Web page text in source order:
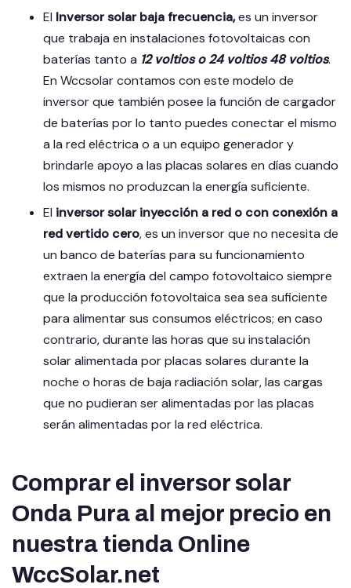
El Inversor solar baja frecuencia,es un inversor
que trabaja en instalaciones fotovoltaicas con
baterías tanto a 12 voltios o 24 voltios 48 voltios.
En Wccsolar contamos con este modelo de
inversor que también posee la función de cargador
de baterías por lo tanto puedes conectar el mismo
a la red eléctrica o a un equipo generador y
brindarle apoyo a las placas solares en días cuando
los mismos no produzcan la energía suficiente.
El inversor solar inyección a red o con conexión a
red vertido cero, es un inversor que no necesita de
un banco de baterías para su funcionamiento
extraen la energía del campo fotovoltaico siempre
que la producción fotovoltaica sea sea suficiente
para alimentar sus consumos eléctricos; en caso
contrario, durante las horas que su instalación
solar alimentada por placas solares durante la
noche o horas de baja radiación solar, las cargas
que no pudieran ser alimentadas por las placas
serán alimentadas por la red eléctrica.
Comprar el inversor solar
Onda Pura al mejor precio en
nuestra tienda Online
WccSolar.net